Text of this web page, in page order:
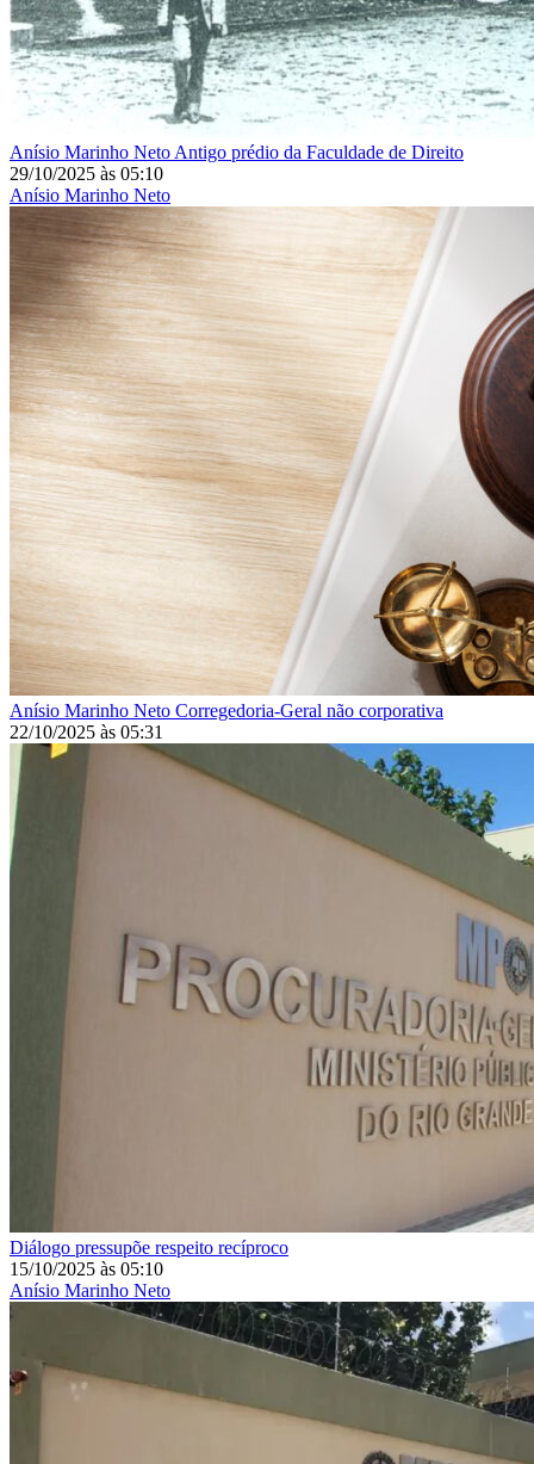
Anísio Marinho Neto Antigo prédio da Faculdade de Direito
29/10/2025 às 05:10
Anísio Marinho Neto
Anísio Marinho Neto Corregedoria-Geral não corporativa
22/10/2025 às 05:31
Diálogo pressupõe respeito recíproco
15/10/2025 às 05:10
Anísio Marinho Neto